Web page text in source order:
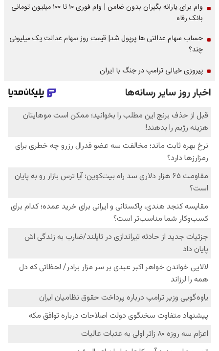
وام برای یارانه بگیران بدون ضامن | وام فوری ۱۰ تا ۱۰۰ میلیون تومانی
بانک رفاه
حساب سهام عدالتی ها پرپول شد| قیمت روز سهام عدالت یک میلیونی
چند؟
پیروزی خیالی ترامپ در جنگ با ایران